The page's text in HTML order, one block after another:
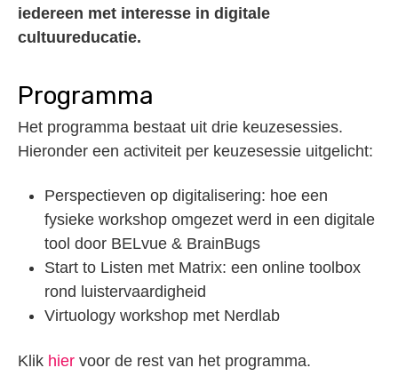
iedereen met interesse in digitale
cultuureducatie.
Programma
Het programma bestaat uit drie keuzesessies.
Hieronder een activiteit per keuzesessie uitgelicht:
Perspectieven op digitalisering: hoe een
fysieke workshop omgezet werd in een digitale
tool door BELvue & BrainBugs
Start to Listen met Matrix: een online toolbox
rond luistervaardigheid
Virtuology workshop met Nerdlab
Klik hier voor de rest van het programma.